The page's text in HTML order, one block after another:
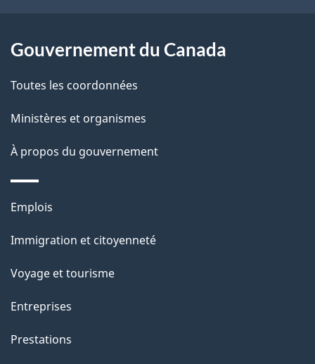
d
e
p
a
site
Gouvernement du Canada
Toutes les coordonnées
Ministères et organismes
À propos du gouvernement
Thèmes
sujets
Emplois
Immigration et citoyenneté
Voyage et tourisme
Entreprises
Prestations